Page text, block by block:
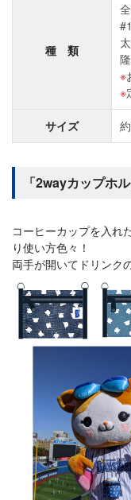
種 類
サイズ
「2wayカップホ
コーヒーカップを入れ
り使い方色々！
両手が開いてドリンク